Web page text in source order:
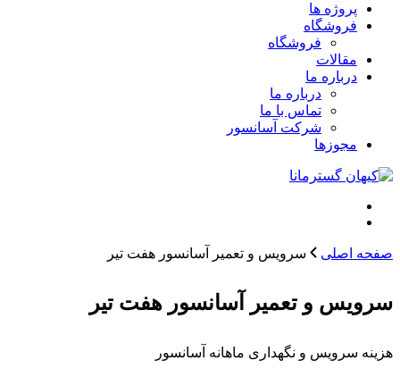
پروژه ها
فروشگاه
فروشگاه
مقالات
درباره ما
درباره ما
تماس با ما
شرکت آسانسور
مجوزها
صفحه اصلی سرویس و تعمیر آسانسور هفت تیر
سرویس و تعمیر آسانسور هفت تیر
هزینه سرویس و نگهداری ماهانه آسانسور